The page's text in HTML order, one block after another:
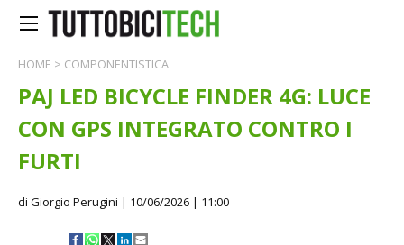
HOME > COMPONENTISTICA
PAJ LED BICYCLE FINDER 4G: LUCE
CON GPS INTEGRATO CONTRO I
FURTI
di Giorgio Perugini | 10/06/2026 | 11:00